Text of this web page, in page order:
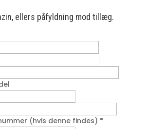
ellers påfyldning mod tillæg.
(hvis denne findes) *